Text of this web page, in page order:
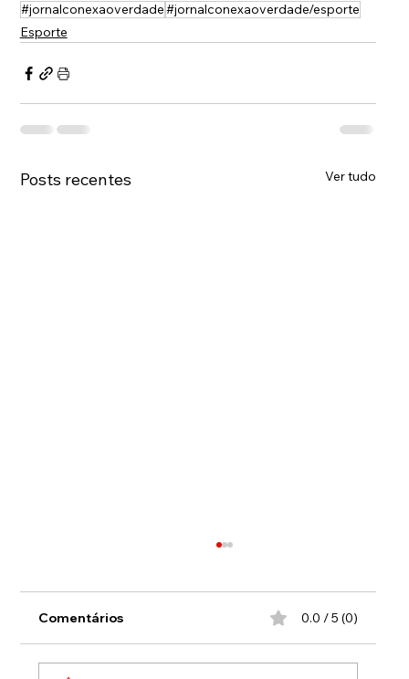
#jornalconexaoverdade#jornalconexaoverdade/esporte
Esporte
Posts recentes Ver tudo
Comentários 0.0 / 5 (0)